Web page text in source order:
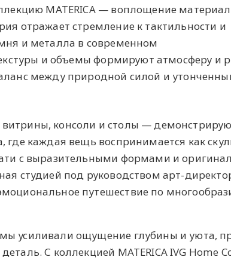
MATERICA — воплощение
отражает стремление к тактильности и
и металла в современном
и объемы формируют атмосферу и
между природной силой и
консоли и столы —
каждая вещь воспринимается как
с выразительными формами и
студией под руководством арт-
путешествие по
усиливали ощущение глубины и уюта,
С коллекцией MATERICA IVG Home